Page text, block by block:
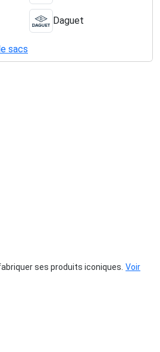
Daguet
sacs
ses produits iconiques. Voir